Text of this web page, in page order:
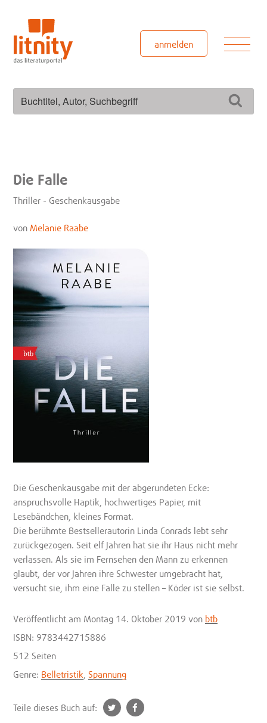
springen
anmelden
Die Falle
Thriller - Geschenkausgabe
von Melanie Raabe
Die Geschenkausgabe mit der abgerundeten Ecke:
anspruchsvolle Haptik, hochwertiges Papier, mit
Lesebändchen, kleines Format.
Die berühmte Bestsellerautorin Linda Conrads lebt sehr
zurückgezogen. Seit elf Jahren hat sie ihr Haus nicht mehr
verlassen. Als sie im Fernsehen den Mann zu erkennen
glaubt, der vor Jahren ihre Schwester umgebracht hat,
versucht sie, ihm eine Falle zu stellen – Köder ist sie selbst.
Veröffentlicht am Montag 14. Oktober 2019 von btb
ISBN: 9783442715886
512 Seiten
Genre: Belletristik Spannung
Teile dieses Buch auf:
t